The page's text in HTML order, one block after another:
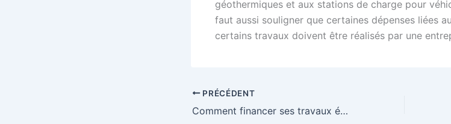
géothermiques et aux stations de charge pour
faut aussi souligner que certaines dépenses liées
certains travaux doivent être réalisés par une
PRÉCÉDENT
Comment financer ses travaux énergétiques avec le chèque énergie ?